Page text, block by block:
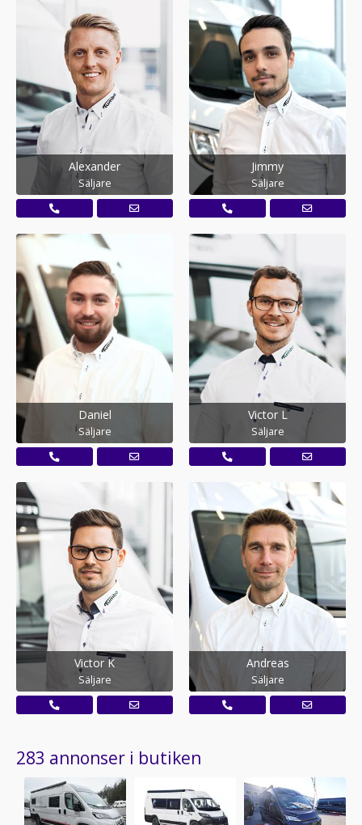
Alexander
Säljare
Jimmy
Säljare
Daniel
Säljare
Victor L
Säljare
Victor K
Säljare
Andreas
Säljare
283 annonser i butiken